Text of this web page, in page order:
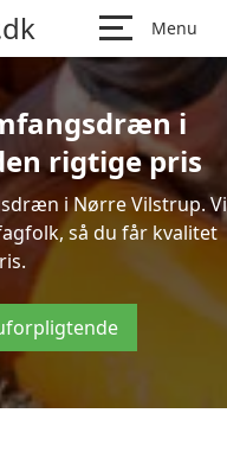
Menu
i
rigtige pris
i Nørre Vilstrup. Vi
så du får kvalitet